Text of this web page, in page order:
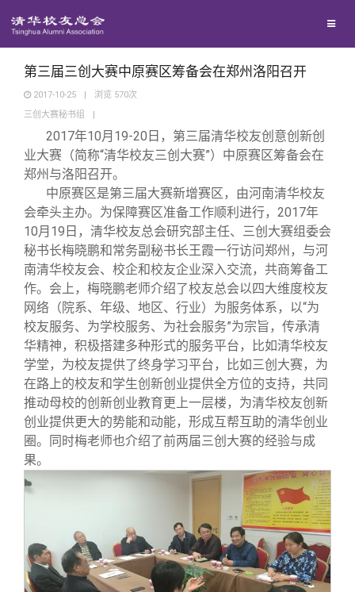
地区联络
专业委员会
兴趣群体
西南联大校友会
回馈母校
捐赠纪事
捐赠方法
义工计划
《水木清华》
我要订阅
新媒体平台
百年清华
清华人物
清华故事
青春风采
校友文苑
校友讲坛
校友服务
终身学习
信息化服务
三创大赛
实用信息
校友总会
总会简介
会长致辞
总会章程
联系我们
关闭
第三届三创大赛中原赛区筹备会在郑州洛阳召开
2017-10-25 | 浏览 570次
三创大赛秘书组
|
2017年10月19-20日，第三届清华校友创意创新创
业大赛（简称“清华校友三创大赛”）中原赛区筹备会在
郑州与洛阳召开。
中原赛区是第三届大赛新增赛区，由河南清华校友
会牵头主办。为保障赛区准备工作顺利进行，2017年
10月19日，清华校友总会研究部主任、三创大赛组委会
秘书长梅晓鹏和常务副秘书长王霞一行访问郑州，与河
南清华校友会、校企和校友企业深入交流，共商筹备工
作。会上，梅晓鹏老师介绍了校友总会以四大维度校友
网络（院系、年级、地区、行业）为服务体系，以“为
校友服务、为学校服务、为社会服务”为宗旨，传承清
华精神，积极搭建多种形式的服务平台，比如清华校友
学堂，为校友提供了终身学习平台，比如三创大赛，为
在路上的校友和学生创新创业提供全方位的支持，共同
推动母校的创新创业教育更上一层楼，为清华校友创新
创业提供更大的势能和动能，形成互帮互助的清华创业
圈。同时梅老师也介绍了前两届三创大赛的经验与成
果。